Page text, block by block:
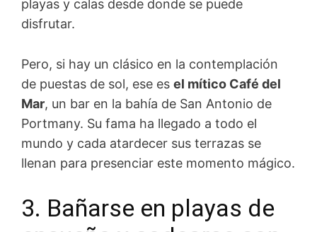
playas y calas desde donde se puede
disfrutar.
Pero, si hay un clásico en la contemplación
de puestas de sol, ese es el mítico Café del
Mar, un bar en la bahía de San Antonio de
Portmany. Su fama ha llegado a todo el
mundo y cada atardecer sus terrazas se
llenan para presenciar este momento mágico.
3. Bañarse en playas de